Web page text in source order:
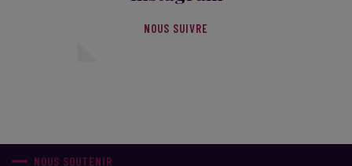
NOUS SUIVRE
NOUS SOUTENIR